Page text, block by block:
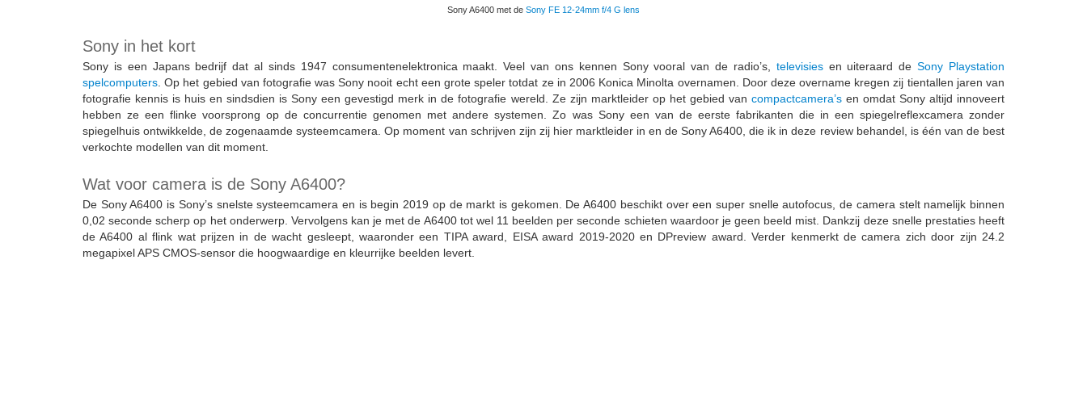
Sony A6400 met de Sony FE 12-24mm f/4 G lens
Sony in het kort
Sony is een Japans bedrijf dat al sinds 1947 consumentenelektronica maakt. Veel van ons kennen Sony vooral van de radio’s, televisiesen uiteraard deSony Playstation
spelcomputers . Op het gebied van fotografie was Sony nooit echt een grote speler totdat ze in 2006 Konica Minolta overnamen. Door deze overname kregen zij tientallen jaren van
fotografie kennis is huis en sindsdien is Sony een gevestigd merk in de fotografie wereld. Ze zijn marktleider op het gebied van compactcamera’sen omdat Sony altijd innoveert
hebben ze een flinke voorsprong op de concurrentie genomen met andere systemen. Zo was Sony een van de eerste fabrikanten die in een spiegelreflexcamera zonder
spiegelhuis ontwikkelde, de zogenaamde systeemcamera. Op moment van schrijven zijn zij hier marktleider in en de Sony A6400, die ik in deze review behandel, is één van de best
verkochte modellen van dit moment.
Wat voor camera is de Sony A6400?
De Sony A6400 is Sony’s snelste systeemcamera en is begin 2019 op de markt is gekomen. De A6400 beschikt over een super snelle autofocus, de camera stelt namelijk binnen
0,02 seconde scherp op het onderwerp. Vervolgens kan je met de A6400 tot wel 11 beelden per seconde schieten waardoor je geen beeld mist. Dankzij deze snelle prestaties heeft
de A6400 al flink wat prijzen in de wacht gesleept, waaronder een TIPA award, EISA award 2019-2020 en DPreview award. Verder kenmerkt de camera zich door zijn 24.2
megapixel APS CMOS-sensor die hoogwaardige en kleurrijke beelden levert.